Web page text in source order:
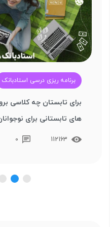
برنامه ریزی درسی استادبانک
برای تابستان چه کلاسی
های تابستانی برای
112163
0